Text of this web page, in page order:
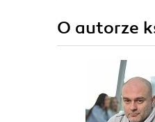
O autorze